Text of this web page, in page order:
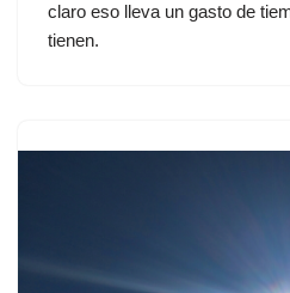
claro eso lleva un gasto de
tienen.